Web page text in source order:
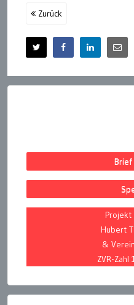
Zurück
Brief
Hubert
&
ZVR-